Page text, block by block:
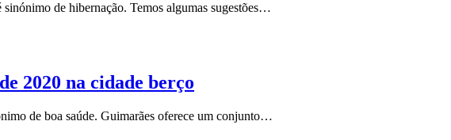
de hibernação. Temos algumas sugestões…
2020 na cidade berço
de boa saúde. Guimarães oferece um conjunto…